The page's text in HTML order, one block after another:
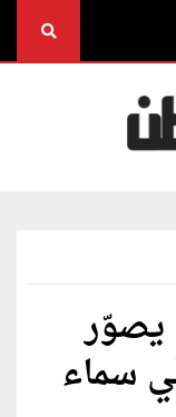
يصوّر
سماء